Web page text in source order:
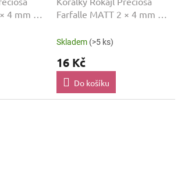
4 mm 10
Farfalle MATT 2 × 4 mm 10
Skladem (>5 ks)
16 Kč
Do košíku